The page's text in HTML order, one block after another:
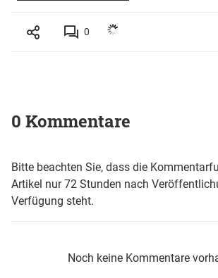
0
0 Kommentare
Bitte beachten Sie, dass die
Artikel nur 72 Stunden nach
Verfügung steht.
Noch keine Kommentare